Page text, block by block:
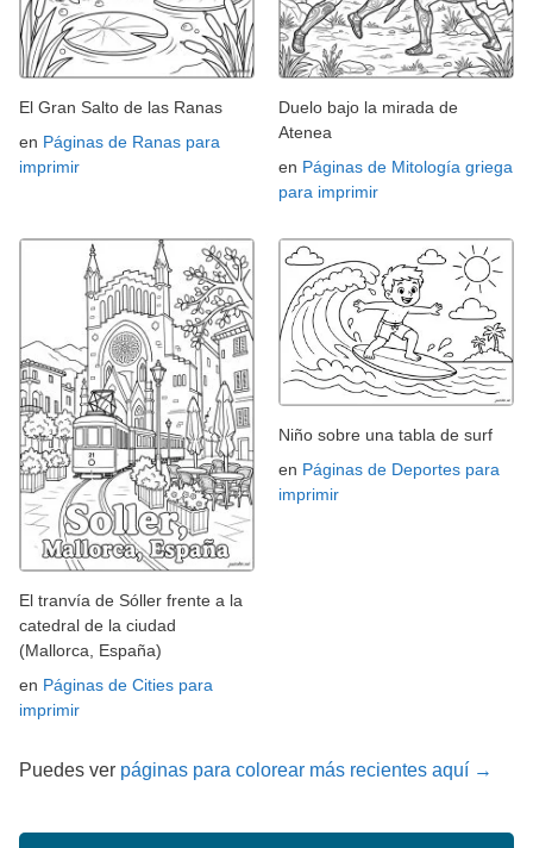
El Gran Salto de las Ranas
en Páginas de Ranas para
imprimir
Duelo bajo la mirada de
Atenea
en Páginas de Mitología griega
para imprimir
El tranvía de Sóller frente a la
catedral de la ciudad
(Mallorca, España)
en Páginas de Cities para
imprimir
Niño sobre una tabla de surf
en Páginas de Deportes para
imprimir
Puedes ver páginas para colorear más recientes aquí →